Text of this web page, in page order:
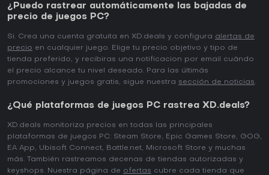
¿Puedo rastrear automáticamente las bajadas de
precio de juegos PC?
Si. Crea una cuenta gratuita en XD.deals y configura alertas de
precio en cualquier juego. Elige tu precio objetivo y tipo de
tienda preferido, y recibiras una notificacion por email cuándo
el precio alcance tu nivel deseado. Para las últimás
promociones y juegos gratis, sigue nuestra sección de noticias.
¿Qué plataformas de juegos PC rastrea XD.deals?
XD.deals monitoriza precios en todas las principales
plataformas de juegos PC: Steam Store, Epic Games Store, GOG,
EA App, Ubisoft Connect, Battle.net, Microsoft Store y muchas
más. También rastreamos decenas de tiendas autorizadas y
keyshops. Nuestra página de ofertas cubre cada tienda que